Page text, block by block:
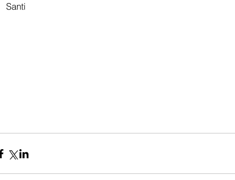
Santi